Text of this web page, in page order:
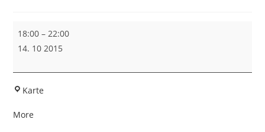
Gau-
Damenschiessen
18:00 –22:00
14. 10 2015
Karte
More